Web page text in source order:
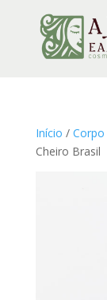
Início / Corpo
Cheiro Brasil